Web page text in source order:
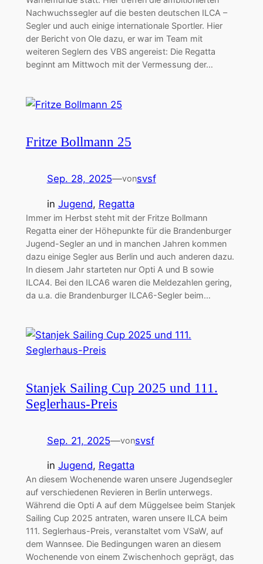
Nachwuchssegler auf die besten deutschen ILCA –
Segler und auch einige internationale Sportler. Hier
der Bericht von Ole dazu, er war im Team mit
weiteren Seglern des VBS angereist: Die Regatta
beginnt am Mittwoch mit der Vermessung der…
Fritze Bollmann 25
Sep. 28, 2025—vonsvsf
in Jugend, Regatta
Immer im Herbst steht mit der Fritze Bollmann
Regatta einer der Höhepunkte für die Brandenburger
Jugend-Segler an und in manchen Jahren kommen
dazu einige Segler aus Berlin und auch anderen dazu.
In diesem Jahr starteten nur Opti A und B sowie
ILCA4. Bei den ILCA6 waren die Meldezahlen gering,
da u.a. die Brandenburger ILCA6-Segler beim…
Stanjek Sailing Cup 2025 und 111.
Seglerhaus-Preis
Sep. 21, 2025—vonsvsf
in Jugend, Regatta
An diesem Wochenende waren unsere Jugendsegler
auf verschiedenen Revieren in Berlin unterwegs.
Während die Opti A auf dem Müggelsee beim Stanjek
Sailing Cup 2025 antraten, waren unsere ILCA beim
111. Seglerhaus-Preis, veranstaltet vom VSaW, auf
dem Wannsee. Die Bedingungen waren an diesem
Wochenende von einem Zwischenhoch geprägt, das